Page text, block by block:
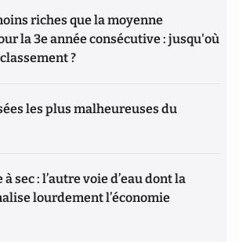
riches que la moyenne
la 3e année consécutive : jusqu'où
?
les plus malheureuses du
sec : l’autre voie d’eau dont la
lourdement l’économie